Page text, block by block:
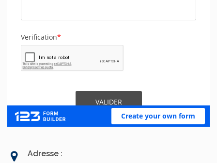
Adresse :